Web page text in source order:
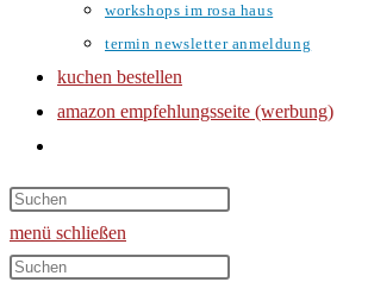
workshops im rosa haus
termin newsletter anmeldung
kuchen bestellen
amazon empfehlungsseite (werbung)
umschalten
menü schließen
Diese